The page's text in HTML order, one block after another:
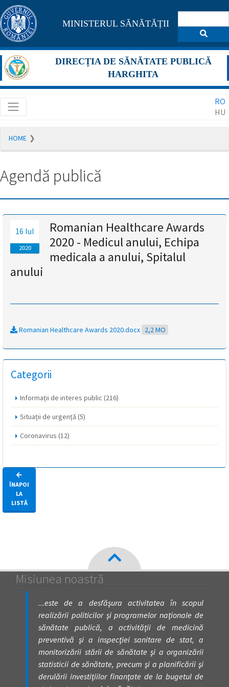
Pagina
maghiară
se
află
în
construcție
Redirecționare
română
în
secunde.
magyar
nyelvű
alatt
van
Átiranyítás
román
nyelvű
oldalra
másodpercen
MINISTERUL SĂNĂTĂȚII
DIRECȚIA DE SĂNĂTATE PUBLICĂ
HARGHITA
RO
HU
HOME
Agendă publică
16 Iul
2020
Romanian Healthcare Awards
2020 - Medicul anului, Echipa
medicala a anului, Spitalul
anului
Romanian Healthcare Awards 2020.docx 2,2 MO
Categorii
Informații de interes public (216)
Situații de urgență (5)
Coronavirus (12)
ÎNAPOI
LA
LISTĂ
Misiunea noastră
...este de a desfăşura activitatea în scopul
realizării politicilor şi programelor naţionale de
sănătate publică, a activităţii de medicină
preventivă şi a inspecţiei sanitare de stat, a
monitorizării stării de sănătate şi a organizării
statisticii de sănătate, precum şi a planificării şi
derulării investiţiilor finanţate de la bugetul de